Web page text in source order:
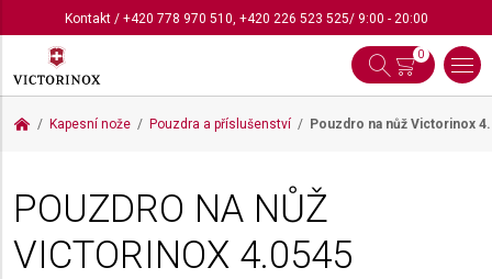
Kontakt/ +420 778 970 510, +420 226 523 525/ 9:00 - 20:00
0
Kapesní nože Pouzdra a příslušenství Pouzdro na nůž Victorinox
POUZDRO NA NŮŽ
VICTORINOX 4.0545